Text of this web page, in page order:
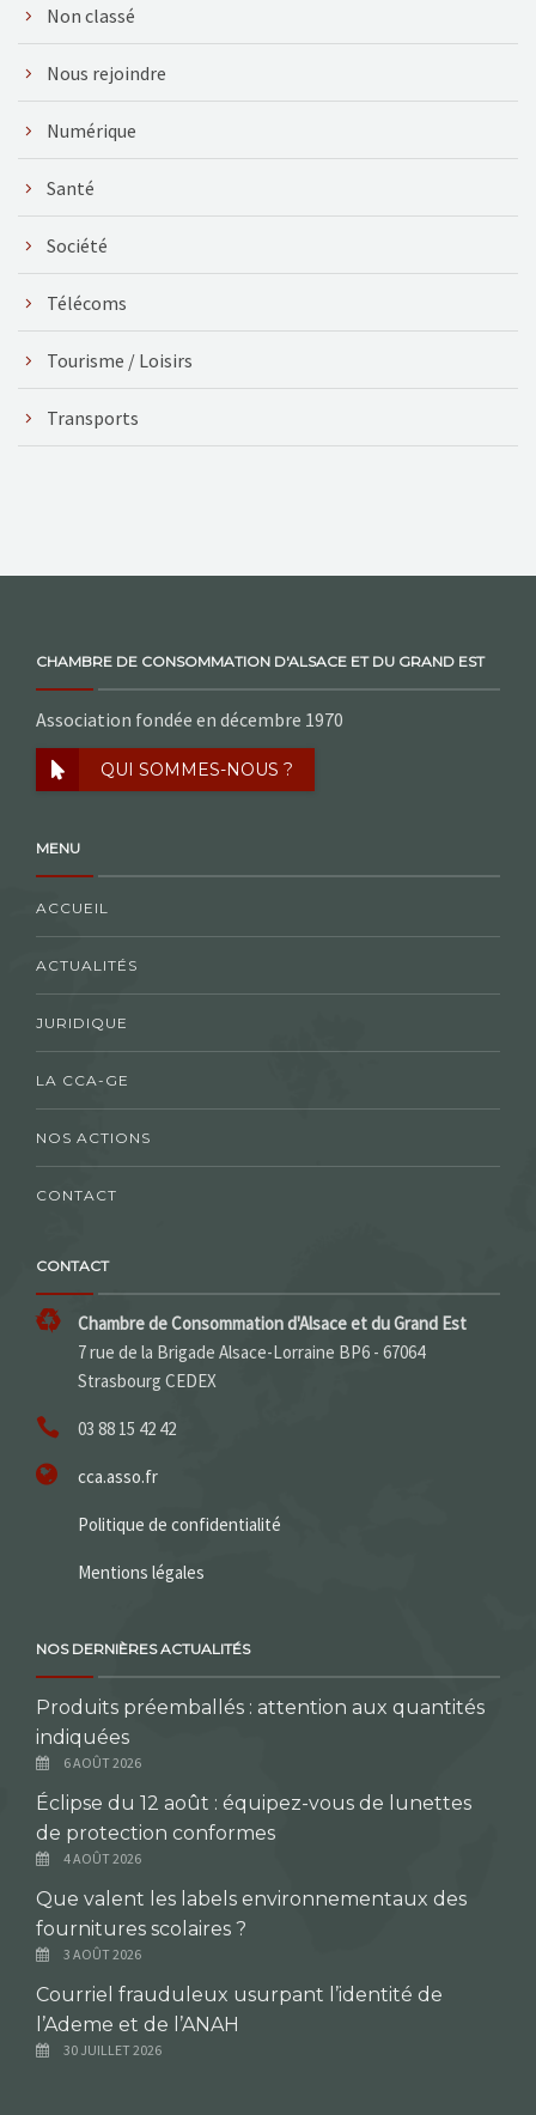
Non classé
Nous rejoindre
Numérique
Santé
Société
Télécoms
Tourisme / Loisirs
Transports
CHAMBRE DE CONSOMMATION D'ALSACE ET DU GRAND EST
Association fondée en décembre 1970
QUI SOMMES-NOUS ?
MENU
ACCUEIL
ACTUALITÉS
JURIDIQUE
LA CCA-GE
NOS ACTIONS
CONTACT
CONTACT
Chambre de Consommation d'Alsace et du Grand Est
7 rue de la Brigade Alsace-Lorraine BP6 - 67064
Strasbourg CEDEX
03 88 15 42 42
cca.asso.fr
Politique de confidentialité
Mentions légales
NOS DERNIÈRES ACTUALITÉS
Produits préemballés : attention aux quantités
indiquées
6 AOÛT 2026
Éclipse du 12 août : équipez-vous de lunettes
de protection conformes
4 AOÛT 2026
Que valent les labels environnementaux des
fournitures scolaires ?
3 AOÛT 2026
Courriel frauduleux usurpant l’identité de
l’Ademe et de l’ANAH
30 JUILLET 2026